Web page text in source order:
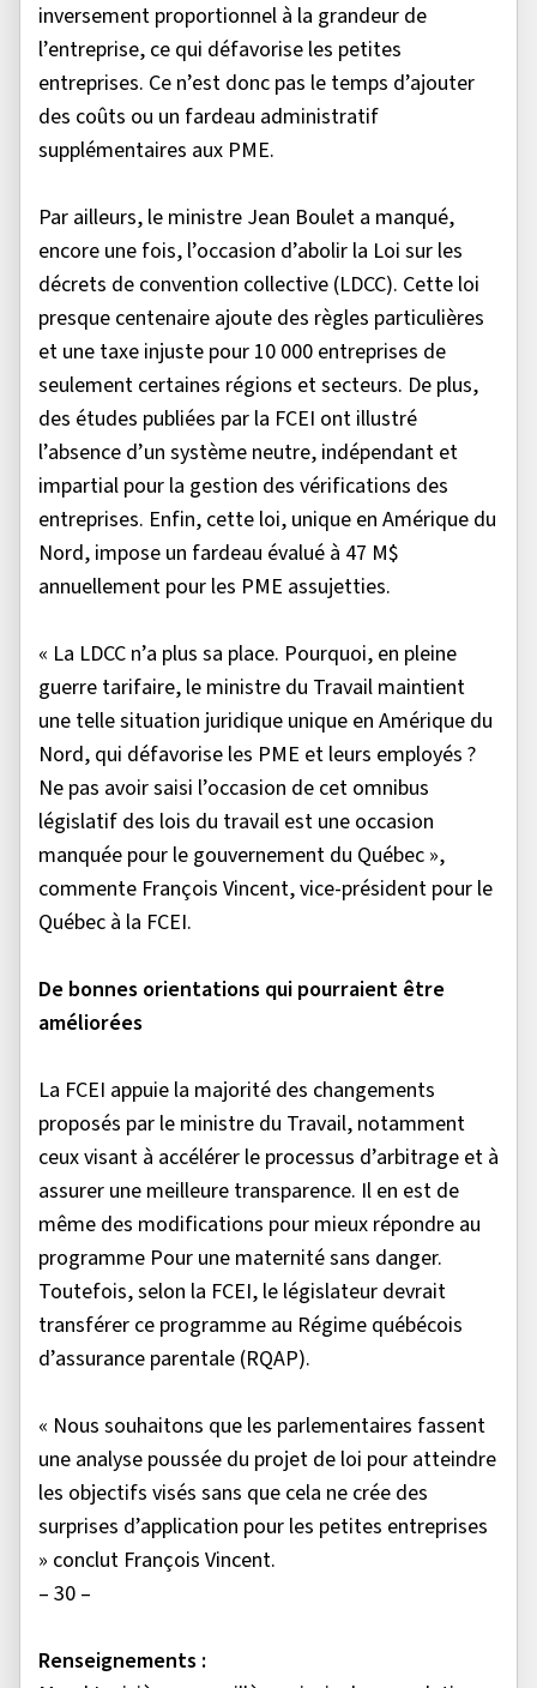
inversement proportionnel à la grandeur de
l’entreprise, ce qui défavorise les petites
entreprises. Ce n’est donc pas le temps d’ajouter
des coûts ou un fardeau administratif
supplémentaires aux PME.
Par ailleurs, le ministre Jean Boulet a manqué,
encore une fois, l’occasion d’abolir la Loi sur les
décrets de convention collective (LDCC). Cette loi
presque centenaire ajoute des règles particulières
et une taxe injuste pour 10 000 entreprises de
seulement certaines régions et secteurs. De plus,
des études publiées par la FCEI ont illustré
l’absence d’un système neutre, indépendant et
impartial pour la gestion des vérifications des
entreprises. Enfin, cette loi, unique en Amérique du
Nord, impose un fardeau évalué à 47 M$
annuellement pour les PME assujetties.
« La LDCC n’a plus sa place. Pourquoi, en pleine
guerre tarifaire, le ministre du Travail maintient
une telle situation juridique unique en Amérique du
Nord, qui défavorise les PME et leurs employés ?
Ne pas avoir saisi l’occasion de cet omnibus
législatif des lois du travail est une occasion
manquée pour le gouvernement du Québec »,
commente François Vincent, vice-président pour le
Québec à la FCEI.
De bonnes orientations qui pourraient être
améliorées
La FCEI appuie la majorité des changements
proposés par le ministre du Travail, notamment
ceux visant à accélérer le processus d’arbitrage et à
assurer une meilleure transparence. Il en est de
même des modifications pour mieux répondre au
programme Pour une maternité sans danger.
Toutefois, selon la FCEI, le législateur devrait
transférer ce programme au Régime québécois
d’assurance parentale (RQAP).
« Nous souhaitons que les parlementaires fassent
une analyse poussée du projet de loi pour atteindre
les objectifs visés sans que cela ne crée des
surprises d’application pour les petites entreprises
» conclut François Vincent.
– 30 –
Renseignements :